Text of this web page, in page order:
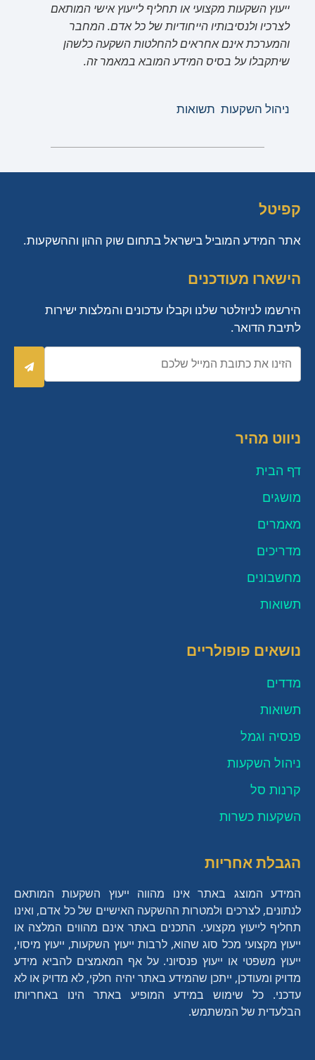
ייעוץ השקעות מקצועי או תחליף לייעוץ אישי המותאם
לצרכיו ולנסיבותיו הייחודיות של כל אדם. המחבר
והמערכת אינם אחראים להחלטות השקעה כלשהן
שיתקבלו על בסיס המידע המובא במאמר זה.
ניהול השקעות תשואות
קפיטל
אתר המידע המוביל בישראל בתחום שוק ההון וההשקעות.
הישארו מעודכנים
הירשמו לניוזלטר שלנו וקבלו עדכונים והמלצות ישירות
לתיבת הדואר.
אימייל
ניווט מהיר
דף הבית
מושגים
מאמרים
מדריכים
מחשבונים
תשואות
נושאים פופולריים
מדדים
תשואות
פנסיה וגמל
ניהול השקעות
קרנות סל
השקעות כשרות
הגבלת אחריות
המידע המוצג באתר אינו מהווה ייעוץ השקעות המותאם
לנתונים, לצרכים ולמטרות ההשקעה האישיים של כל אדם, ואינו
תחליף לייעוץ מקצועי. התכנים באתר אינם מהווים המלצה או
ייעוץ מקצועי מכל סוג שהוא, לרבות ייעוץ השקעות, ייעוץ מיסוי,
ייעוץ משפטי או ייעוץ פנסיוני. על אף המאמצים להביא מידע
מדויק ומעודכן, ייתכן שהמידע באתר יהיה חלקי, לא מדויק או לא
עדכני. כל שימוש במידע המופיע באתר הינו באחריותו
הבלעדית של המשתמש.